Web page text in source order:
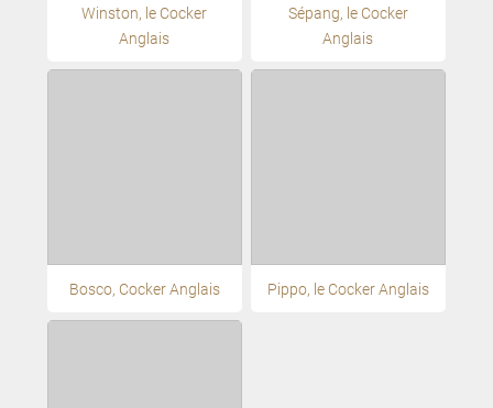
Winston, le Cocker
Anglais
Sépang, le Cocker
Anglais
Bosco, Cocker Anglais Pippo, le Cocker Anglais